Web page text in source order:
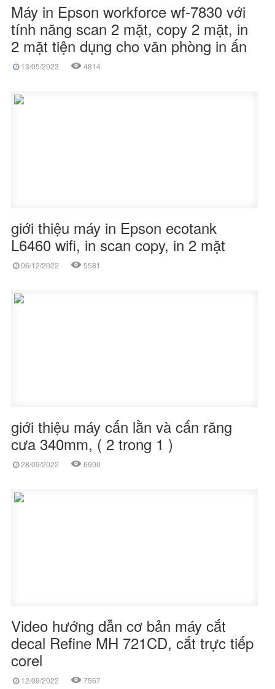
Máy in Epson workforce wf-7830 với
tính năng scan 2 mặt, copy 2 mặt, in
2 mặt tiện dụng cho văn phòng in ấn
13/05/2023 4814
giới thiệu máy in Epson ecotank
L6460 wifi, in scan copy, in 2 mặt
06/12/2022 5581
giới thiệu máy cấn lằn và cấn răng
cưa 340mm, ( 2 trong 1 )
28/09/2022 6900
Video hướng dẫn cơ bản máy cắt
decal Refine MH 721CD, cắt trực tiếp
corel
12/09/2022 7567